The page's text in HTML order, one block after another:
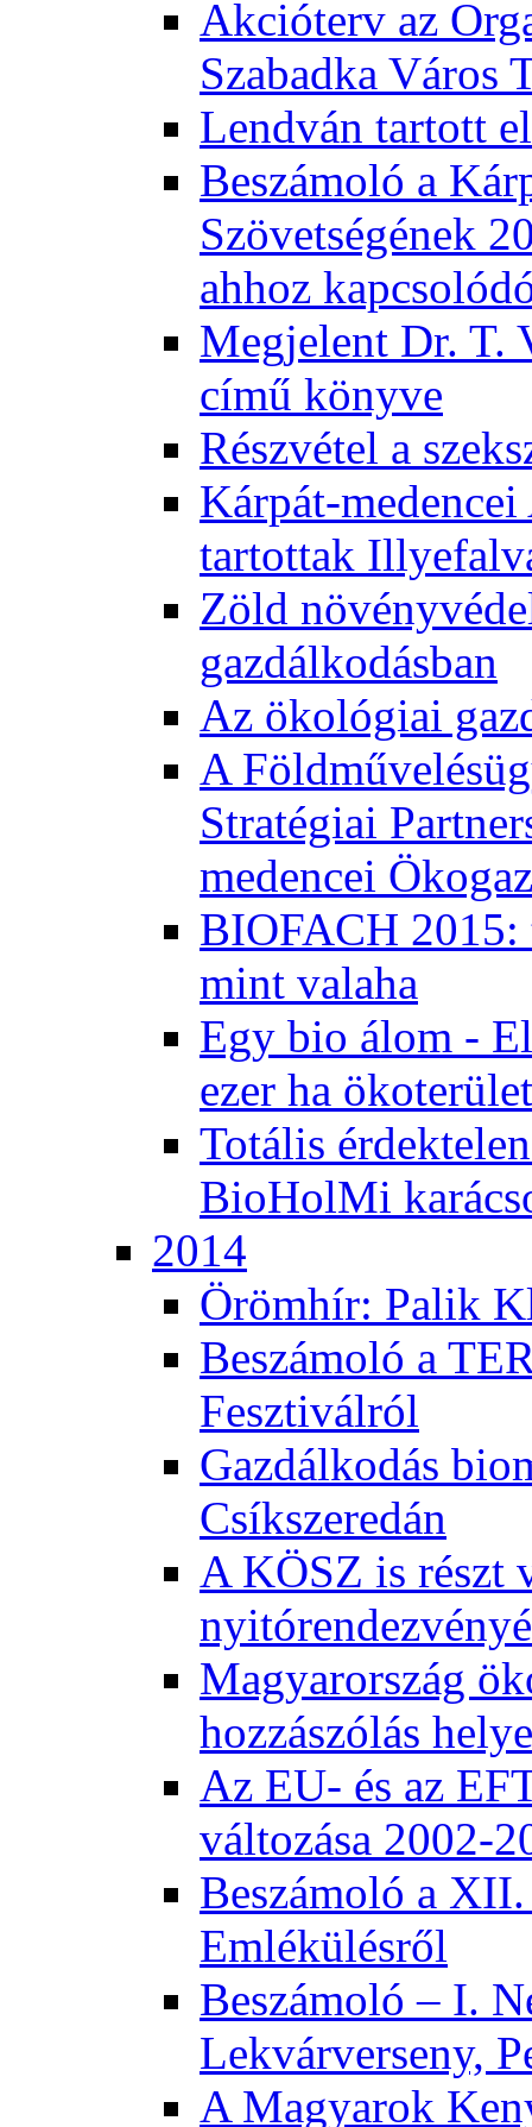
Akcióterv az
Szabadka Város
Lendván tartott
Beszámoló a
Szövetségének
ahhoz
Megjelent Dr. T.
című könyve
Részvétel a
Kárpát-
tartottak
Zöld
gazdálkodásban
Az ökológiai
A
Stratégiai
medencei
BIOFACH
mint valaha
Egy bio álom -
ezer ha
Totális
BioHolMi
2014
Örömhír: Palik
Beszámoló a
Fesztiválról
Gazdálkodás
Csíkszeredán
A KÖSZ is részt
Magyarország
hozzászólás
Az EU- és az
változása 2002-
Beszámoló a
Emlékülésről
Beszámoló – I.
Lekvárverseny,
A Magyarok